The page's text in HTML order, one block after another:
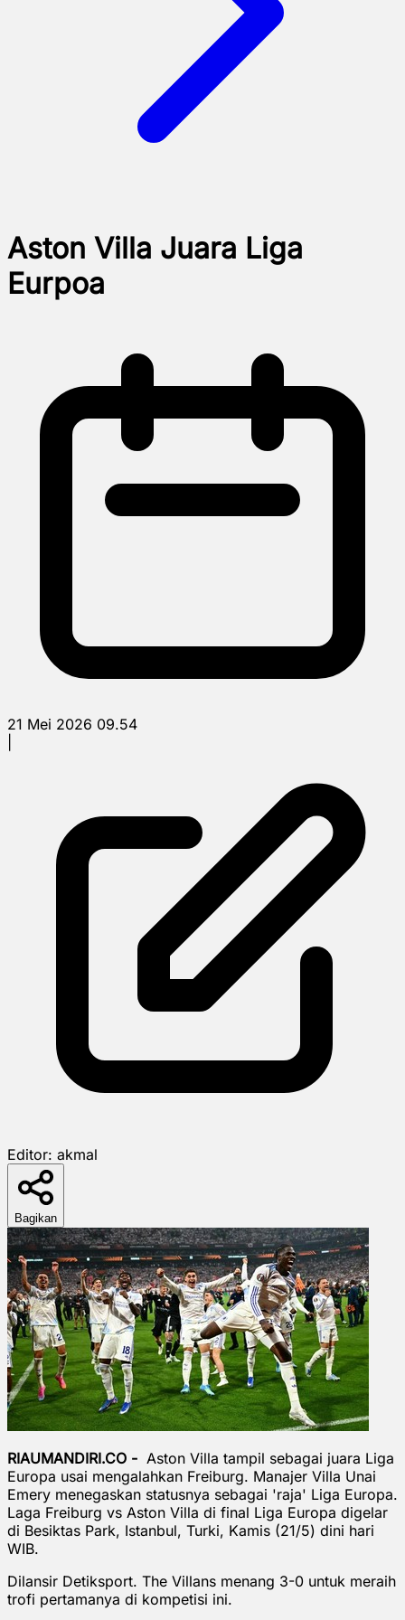
Aston Villa Juara Liga
Eurpoa
21 Mei 2026 09.54
Editor: akmal
Bagikan
RIAUMANDIRI.CO - Aston Villa tampil sebagai juara Liga
Europa usai mengalahkan Freiburg. Manajer Villa Unai
Emery menegaskan statusnya sebagai 'raja' Liga Europa.
Laga Freiburg vs Aston Villa di final Liga Europa digelar
di Besiktas Park, Istanbul, Turki, Kamis (21/5) dini hari
WIB.
Dilansir Detiksport. The Villans menang 3-0 untuk meraih
trofi pertamanya di kompetisi ini.